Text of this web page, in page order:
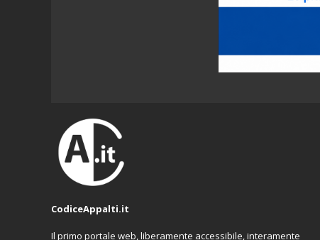
CodiceAppalti.it
Il primo portale web, liberamente accessibile, interamente